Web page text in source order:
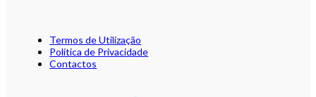
Termos de Utilização
Política de Privacidade
Contactos